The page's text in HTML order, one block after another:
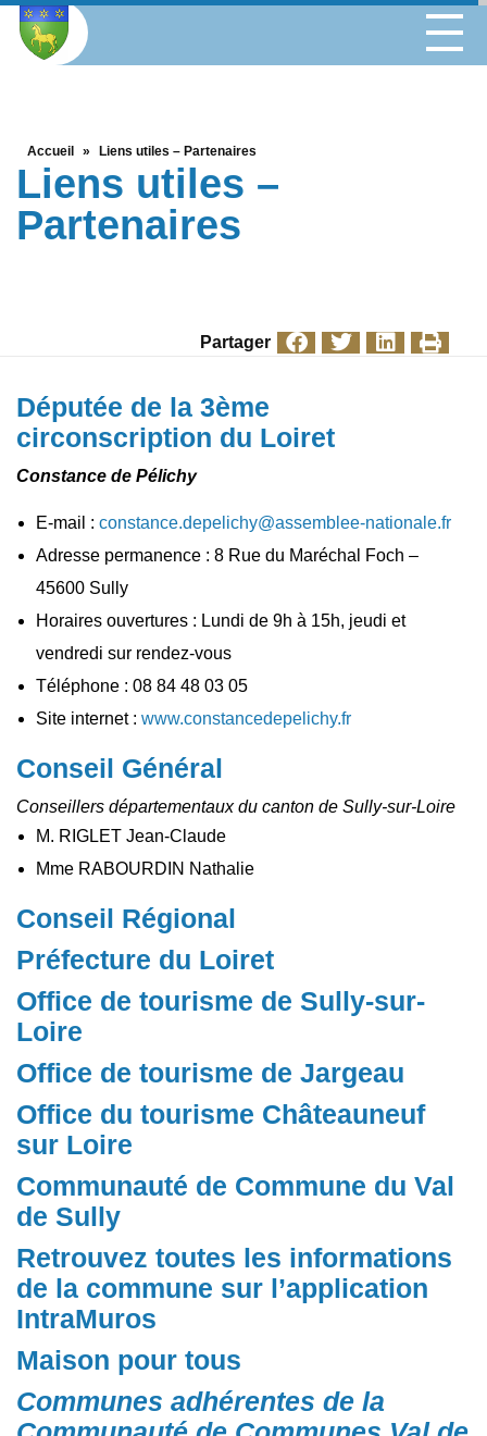
Accueil » Liens utiles – Partenaires
Liens utiles –
Partenaires
Partager
Députée de la 3ème
circonscription du Loiret
Constance de Pélichy
E-mail : constance.depelichy@assemblee-nationale.fr
Adresse permanence : 8 Rue du Maréchal Foch –
45600 Sully
Horaires ouvertures : Lundi de 9h à 15h, jeudi et
vendredi sur rendez-vous
Téléphone : 08 84 48 03 05
Site internet : www.constancedepelichy.fr
Conseil Général
Conseillers départementaux du canton de Sully-sur-Loire
M. RIGLET Jean-Claude
Mme RABOURDIN Nathalie
Conseil Régional
Préfecture du Loiret
Office de tourisme de Sully-sur-
Loire
Office de tourisme de Jargeau
Office du tourisme Châteauneuf
sur Loire
Communauté de Commune du Val
de Sully
Retrouvez toutes les informations
de la commune sur l’application
IntraMuros
Maison pour tous
Communes adhérentes de la